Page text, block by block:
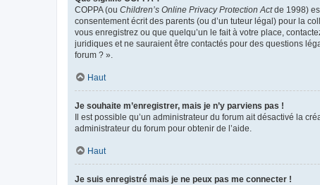
COPPA (ou Children’s Online Privacy Protection Actde 1998)
consentement écrit des parents (ou d’un tuteur légal) pour la
vous enregistrez ou que quelqu’un le fait à votre place,
juridiques et ne sauraient être contactés pour des questions
forum ? ».
Haut
Je souhaite m’enregistrer, mais je n’y parviens pas !
Il est possible qu’un administrateur du forum ait désactivé la
administrateur du forum pour obtenir de l’aide.
Haut
Je suis enregistré mais je ne peux pas me connecter !